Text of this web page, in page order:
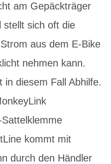
am Gepäckträger
stellt sich oft die
aus dem E-Bike
nehmen kann.
in diesem Fall Abhilfe.
kommt mit
durch den Händler